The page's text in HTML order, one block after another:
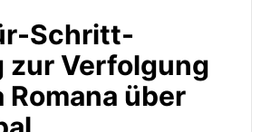
Schritt-
zur Verfolgung
Romana über